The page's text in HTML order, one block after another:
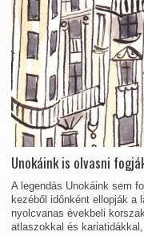
Unokáink is olvasni
A legendás Unokáink sem
kezéből időnként ellopják
nyolcvanas évekbeli
atlaszokkal és kariatidákkal,